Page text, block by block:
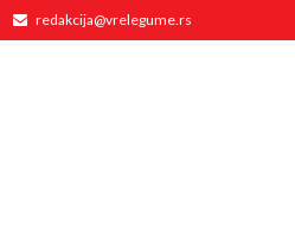
redakcija@vrelegume.rs